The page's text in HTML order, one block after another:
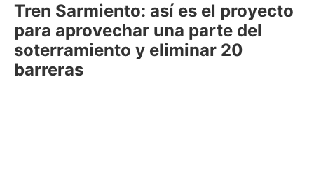
Tren Sarmiento: así es el proyecto
para aprovechar una parte del
soterramiento y eliminar 20
barreras